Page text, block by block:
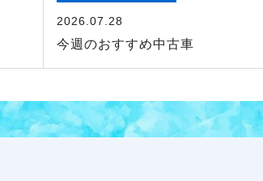
2026.07.28
今週のおすすめ中古車